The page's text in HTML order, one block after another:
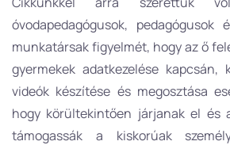
óvodapedagógusok, pedagógusok
munkatársak figyelmét, hogy az ő
gyermekek adatkezelése
videók készítése és megosztása
hogy körültekintően járjanak el és
támogassák a kiskorúak